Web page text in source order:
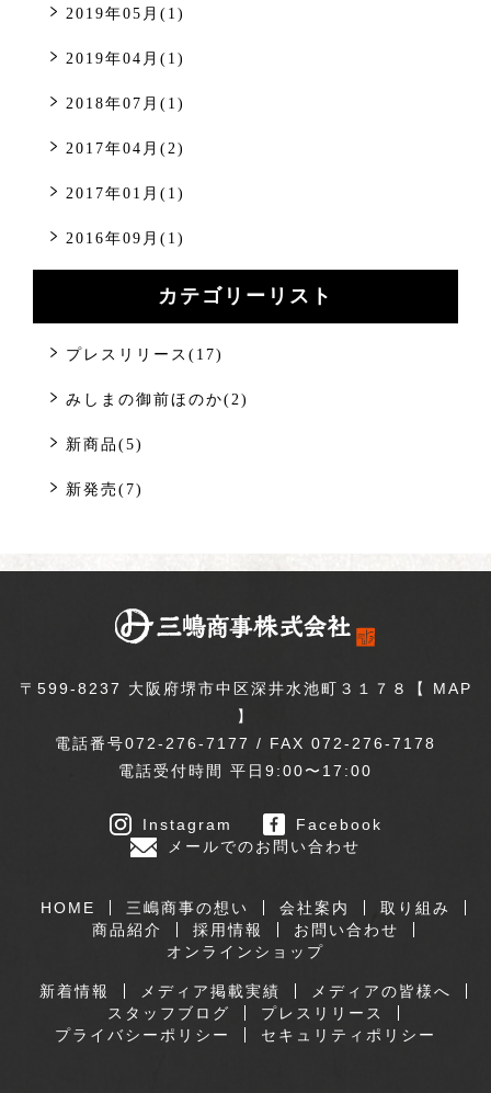
2019年05月(1)
2019年04月(1)
2018年07月(1)
2017年04月(2)
2017年01月(1)
2016年09月(1)
カテゴリーリスト
プレスリリース(17)
みしまの御前ほのか(2)
新商品(5)
新発売(7)
〒599-8237 大阪府堺市中区深井水池町３１７８【 MAP
】
電話番号072-276-7177 / FAX 072-276-7178
電話受付時間 平日9:00〜17:00
Instagram
Facebook
メールでのお問い合わせ
HOME 三嶋商事の想い 会社案内
取り組み
商品紹介
採用情報
お問い合わせ
オンラインショップ
新着情報 メディア掲載実績
メディアの皆様へ
スタッフブログ
プレスリリース
プライバシーポリシー
セキュリティポリシー